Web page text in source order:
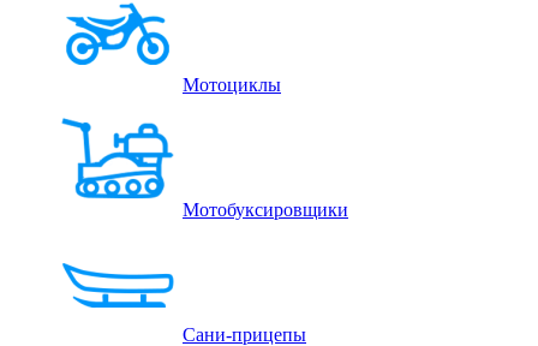
Мотоциклы
Мотобуксировщики
Сани-прицепы